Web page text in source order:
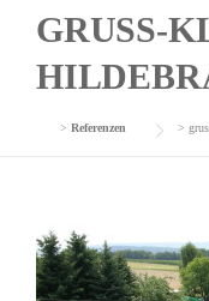
GRUSS-
> Referenzen >